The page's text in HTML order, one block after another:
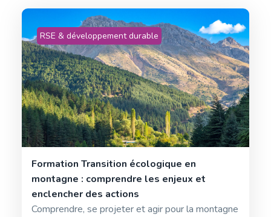
RSE & développement durable
Formation Transition écologique en
montagne : comprendre les enjeux et
enclencher des actions
Comprendre, se projeter et agir pour la montagne